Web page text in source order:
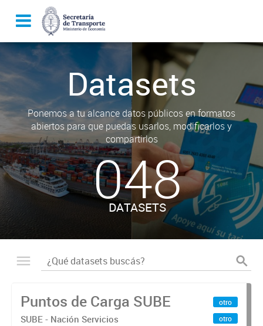
Datasets
Ponemos a tu alcance datos públicos en formatos
abiertos para que puedas usarlos, modificarlos y
compartirlos
048
DATASETS
Puntos de Carga SUBE
SUBE - Nación Servicios
otro
otro